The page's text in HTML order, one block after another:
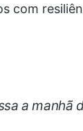
com
a manhã